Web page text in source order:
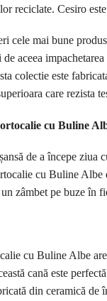
reciclate. Cesiro
cele mai bune
aceea
colectie este
care rezista
cu Buline
de a începe
cu Buline
zâmbet pe buze în
cu Buline Albe
cană este
din ceramică de